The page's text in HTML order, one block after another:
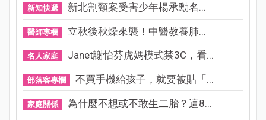
新知快遞 新北割頸案受害少年楊承勳名...
醫師專欄 立秋後秋燥來襲！中醫教養肺...
名人家庭 Janet謝怡芬虎媽模式禁3C，看...
部落客專欄 不買手機給孩子，就要被貼「...
家庭關係 為什麼不想或不敢生二胎？這8...